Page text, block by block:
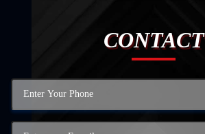
CONTACT